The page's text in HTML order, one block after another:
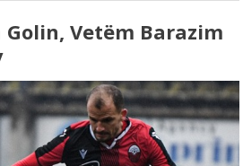
Vetëm Barazim